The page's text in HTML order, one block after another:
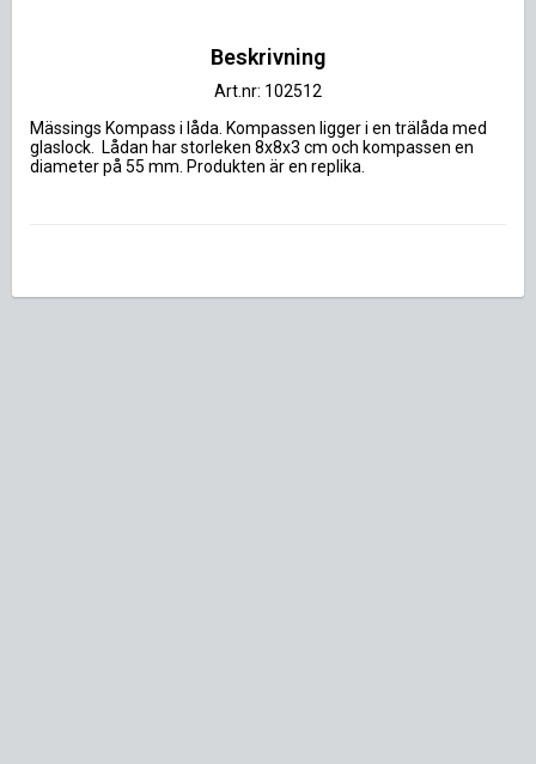
Beskrivning
Art.nr: 102512
Mässings Kompass i låda. Kompassen ligger i en trälåda med
glaslock.  Lådan har storleken 8x8x3 cm och kompassen en
diameter på 55 mm. Produkten är en replika.